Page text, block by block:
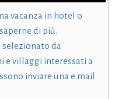
vacanza in hotel o
di più.
da
e villaggi interessati a
inviare una e mail